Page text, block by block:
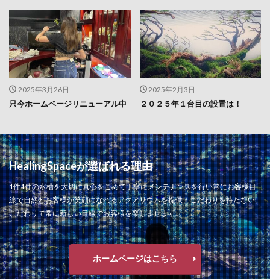
2025年3月26日
只今ホームページリニューアル中
2025年2月3日
２０２５年１台目の設置は！
HealingSpaceが選ばれる理由
1件1件の水槽を大切に真心をこめて丁寧にメンテナンスを行い常にお客様目
線で自然とお客様が笑顔になれるアクアリウムを提供！こだわりを持たない
こだわりで常に新しい目線でお客様を楽しませます。
ホームページはこちら